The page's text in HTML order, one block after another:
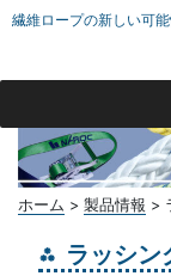
繊維ロープの新しい可
ホーム > 製品情報 >
ラッシン